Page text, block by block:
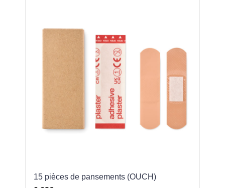
15 pièces de pansements (OUCH)